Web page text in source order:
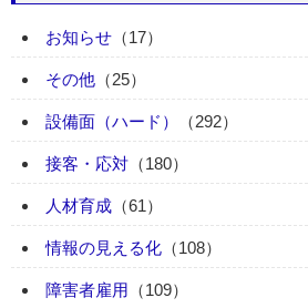
お知らせ （17）
その他 （25）
設備面（ハード） （292）
接客・応対 （180）
人材育成 （61）
情報の見える化 （108）
障害者雇用 （109）